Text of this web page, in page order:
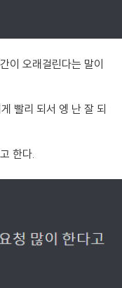
이 오래걸린다는 말이
빨리 되서 엥 난 잘 되
한다.